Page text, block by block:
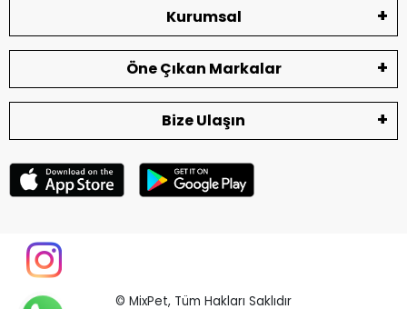
Kurumsal
Öne Çıkan Markalar
Bize Ulaşın
© MixPet, Tüm Hakları Saklıdır